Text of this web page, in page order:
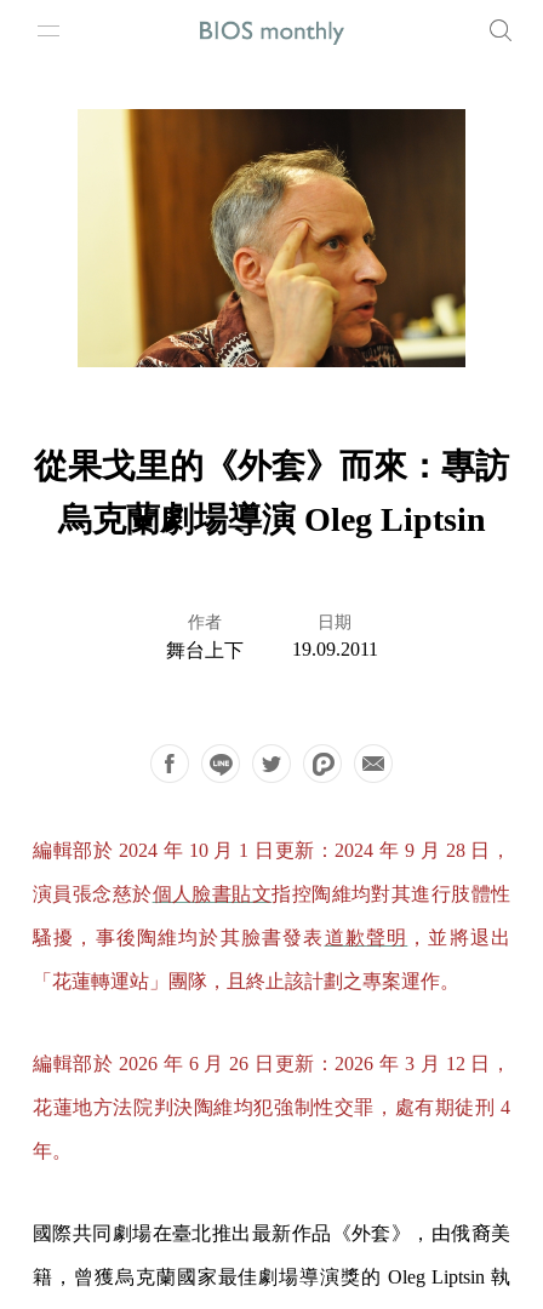
從果戈里的《外套》而來：專訪
烏克蘭劇場導演 Oleg Liptsin
作者
舞台上下
日期
19.09.2011
編輯部於 2024 年 10 月 1 日更新：2024 年 9 月 28 日，
演員張念慈於個人臉書貼文指控陶維均對其進行肢體性
騷擾，事後陶維均於其臉書發表道歉聲明 ，並將退出
「花蓮轉運站」團隊，且終止該計劃之專案運作。
編輯部於 2026 年 6 月 26 日更新：2026 年 3 月 12 日，
花蓮地方法院判決陶維均犯強制性交罪，處有期徒刑 4
年。
國際共同劇場在臺北推出最新作品《外套》，由俄裔美
籍，曾獲烏克蘭國家最佳劇場導演獎的Oleg Liptsin 執